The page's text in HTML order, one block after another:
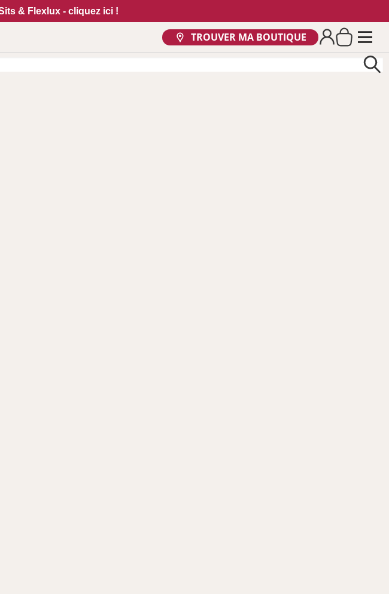
& Flexlux - cliquez ici !
TROUVER MA BOUTIQUE